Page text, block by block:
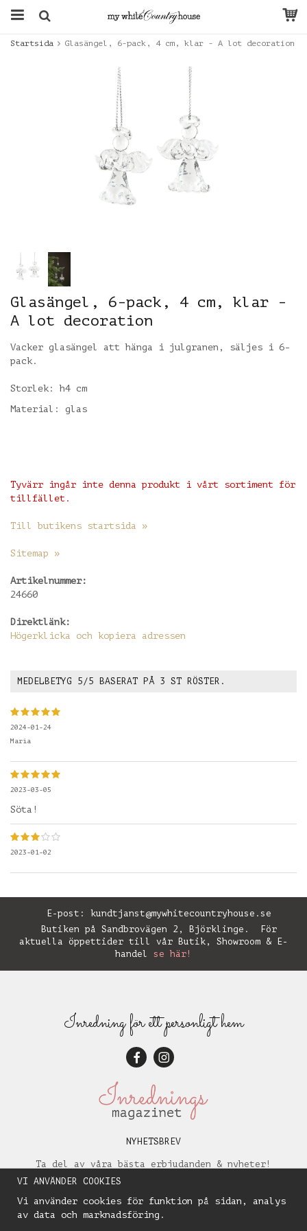
Startsida Glasängel, 6-pack, 4 cm, klar - A lot decoration
Glasängel, 6-pack, 4 cm, klar -
A lot decoration
Vacker glasängel att hänga i julgranen, säljes i 6-
pack.
Storlek: h4 cm
Material: glas
Tyvärr ingår inte denna produkt i vårt sortiment för
tillfället.
Till butikens startsida »
Sitemap »
Artikelnummer:
24660
Direktlänk:
Högerklicka och kopiera adressen
MEDELBETYG 5 /5 BASERAT PÅ 3 ST RÖSTER.
2024-01-24
Maria
2023-03-05
Söta!
2023-01-02
E-post: kundtjanst@mywhitecountryhouse.se
Butiken på Sandbrovägen 2, Björklinge. För
aktuella öppettider till vår Butik, Showroom & E-
handel se här!
Inredning för ett personligt hem
NYHETSBREV
Ta del av våra bästa erbjudanden & nyheter!
VI ANVÄNDER COOKIES
Vi använder cookies för funktion på sidan, analys
av data och marknadsföring.